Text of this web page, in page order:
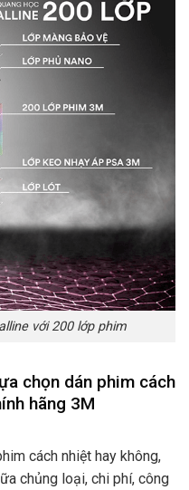
với 200 lớp phim
chọn dán phim cách
hãng 3M
cách nhiệt hay không,
chủng loại, chi phí, công